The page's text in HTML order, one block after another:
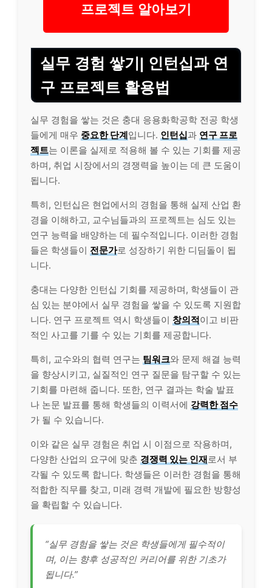
프로젝트 알아보기
실무 경험 쌓기| 인턴십과 연
구 프로젝트 활용법
실무 경험을 쌓는 것은 충대 응용화학공학 전공 학생
들에게 매우 중요한 단계입니다. 인턴십과 연구 프로
젝트는 이론을 실제로 적용해 볼 수 있는 기회를 제공
하며, 취업 시장에서의 경쟁력을 높이는 데 큰 도움이
됩니다.
특히, 인턴십은 현업에서의 경험을 통해 실제 산업 환
경을 이해하고, 교수님들과의 프로젝트는 심도 있는
연구 능력을 배양하는 데 필수적입니다. 이러한 경험
들은 학생들이 전문가로 성장하기 위한 디딤돌이 됩
니다.
충대는 다양한 인턴십 기회를 제공하며, 학생들이 관
심 있는 분야에서 실무 경험을 쌓을 수 있도록 지원합
니다. 연구 프로젝트 역시 학생들이 창의적이고 비판
적인 사고를 기를 수 있는 기회를 제공합니다.
특히, 교수와의 협력 연구는 팀워크와 문제 해결 능력
을 향상시키고, 실질적인 연구 질문을 탐구할 수 있는
기회를 마련해 줍니다. 또한, 연구 결과는 학술 발표
나 논문 발표를 통해 학생들의 이력서에 강력한 점수
가 될 수 있습니다.
이와 같은 실무 경험은 취업 시 이점으로 작용하며,
다양한 산업의 요구에 맞춘 경쟁력 있는 인재로서 부
각될 수 있도록 합니다. 학생들은 이러한 경험을 통해
적합한 직무를 찾고, 미래 경력 개발에 필요한 방향성
을 확립할 수 있습니다.
“실무 경험을 쌓는 것은 학생들에게 필수적이
며, 이는 향후 성공적인 커리어를 위한 기초가
됩니다.”